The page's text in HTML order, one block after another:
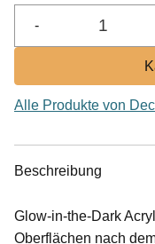
-
Alle Produkte von
Beschreibung
Glow-in-the-Dark
Oberflächen nach